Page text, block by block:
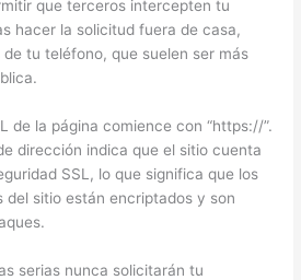
que terceros intercepten tu
hacer la solicitud fuera de casa,
tu teléfono, que suelen ser más
de la página comience con “https://”.
dirección indica que el sitio cuenta
SSL, lo que significa que los
del sitio están encriptados y son
serias nunca solicitarán tu